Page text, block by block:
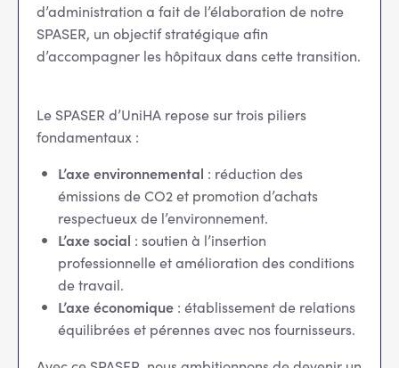
d’administration a fait de l’élaboration de notre
SPASER, un objectif stratégique afin
d’accompagner les hôpitaux dans cette transition.
Le SPASER d’UniHA repose sur trois piliers
fondamentaux :
L’axe environnemental : réduction des
émissions de CO2 et promotion d’achats
respectueux de l’environnement.
L’axe social : soutien à l’insertion
professionnelle et amélioration des conditions
de travail.
L’axe économique : établissement de relations
équilibrées et pérennes avec nos fournisseurs.